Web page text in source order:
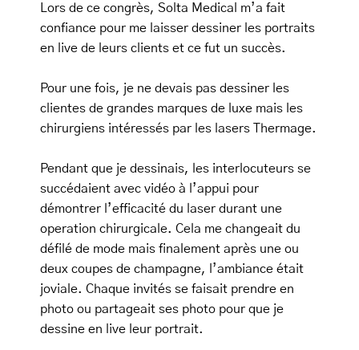
Lors de ce congrès, Solta Medical m’a fait
confiance pour me laisser dessiner les portraits
en live de leurs clients et ce fut un succès.
Pour une fois, je ne devais pas dessiner les
clientes de grandes marques de luxe mais les
chirurgiens intéressés par les lasers Thermage.
Pendant que je dessinais, les interlocuteurs se
succédaient avec vidéo à l’appui pour
démontrer l’efficacité du laser durant une
operation chirurgicale. Cela me changeait du
défilé de mode mais finalement après une ou
deux coupes de champagne, l’ambiance était
joviale. Chaque invités se faisait prendre en
photo ou partageait ses photo pour que je
dessine en live leur portrait.